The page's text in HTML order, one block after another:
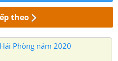
theo
Phòng năm 2020